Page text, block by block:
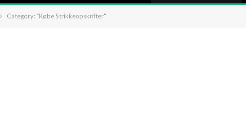
Category: "Købe Strikkeopskrifter"